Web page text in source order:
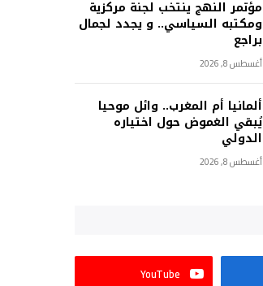
مؤتمر النهج ينتخب لجنة مركزية
ومكتبه السياسي.. و يجدد لجمال
براجع
أغسطس 8, 2026
ألمانيا أم المغرب.. وائل موحيا
يُبقي الغموض حول اختياره
الدولي
أغسطس 8, 2026
YouTube